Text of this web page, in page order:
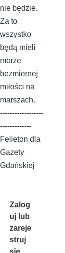
nie będzie.
Za to
wszystko
będą mieli
morze
bezmiernej
miłości na
marszach.
------------------
-------------
Felieton dla
Gazety
Gdańskiej
Zalog
uj lub
zareje
struj